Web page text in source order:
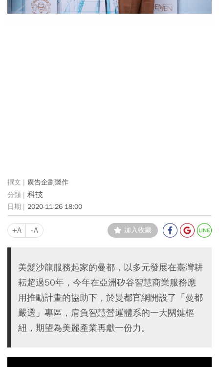
廣告企劃製作
科技
2020-11-26 18:00
+A -A 加入收藏
美髮沙龍服務起家的曼都，以多元發展在臺灣耕
耘超過50年，今年在亞洲矽谷智慧商業服務應
用推動計畫的協助下，於曼都官網開設了「曼都
嚴選」專區，肩負智慧營運體系的一大關鍵樞
紐，期望為美麗產業再獻一份力。